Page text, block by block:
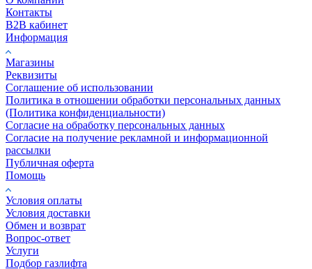
Контакты
B2B кабинет
Информация
Магазины
Реквизиты
Соглашение об использовании
Политика в отношении обработки персональных данных
(Политика конфиденциальности)
Согласие на обработку персональных данных
Согласие на получение рекламной и информационной
рассылки
Публичная оферта
Помощь
Условия оплаты
Условия доставки
Обмен и возврат
Вопрос-ответ
Услуги
Подбор газлифта